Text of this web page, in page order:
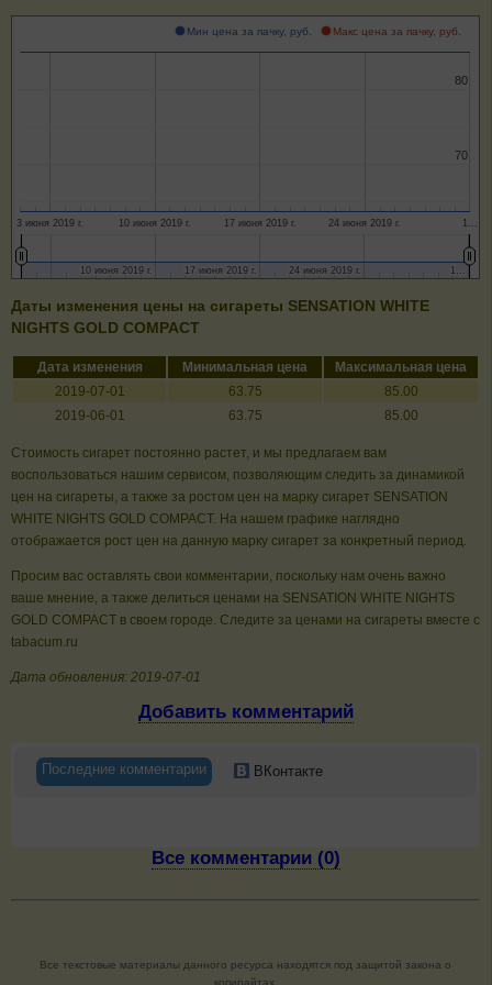
Мин цена за пачку, руб. Макс цена за пачку, руб.
3 июня 2019 г. 10 июня 2019 г. 17 июня 2019 г. 24 июня 2019 г. 1…
70
70
80
80
10 июня 2019 г.
10 июня 2019 г. 17 июня 2019 г.
17 июня 2019 г. 24 июня 2019 г.
24 июня 2019 г. 1…
1…
Даты изменения цены на сигареты SENSATION WHITE
NIGHTS GOLD COMPACT
Дата изменения Минимальная цена
Максимальная цена
2019-07-01
63.75
85.00
2019-06-01
63.75 85.00
Стоимость сигарет постоянно растет, и мы предлагаем вам
воспользоваться нашим сервисом, позволяющим следить за динамикой
цен на сигареты, а также за ростом цен на марку сигарет SENSATION
WHITE NIGHTS GOLD COMPACT. На нашем графике наглядно
отображается рост цен на данную марку сигарет за конкретный период.
Просим вас оставлять свои комментарии, поскольку нам очень важно
ваше мнение, а также делиться ценами на SENSATION WHITE NIGHTS
GOLD COMPACT в своем городе. Следите за ценами на сигареты вместе с
tabacum.ru
Дата обновления: 2019-07-01
Добавить комментарий
Последние комментарии ВКонтакте
Все комментарии (0)
Все текстовые материалы данного ресурса находятся под защитой закона о
копирайтах.